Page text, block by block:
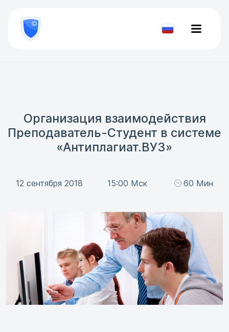
800
777-
81-Проверить
Организация взаимодействия
Преподаватель-Студент в системе
«Антиплагиат.ВУЗ»
12 сентября 2018 15:00 Мск 60 Мин